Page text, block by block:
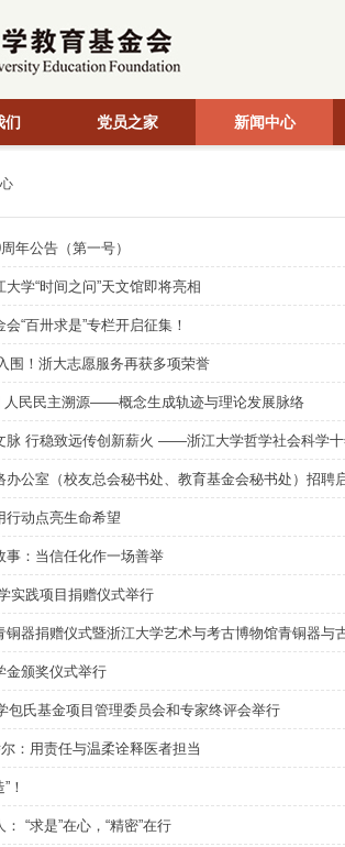
们 党员之家 新闻中心
年公告（第一号）
学“时间之问”天文馆即将亮相
“百卅求是”专栏开启征集！
围！浙大志愿服务再获多项荣誉
人民民主溯源——概念生成轨迹与理论发展脉络
脉 行稳致远传创新薪火 ——浙江大学哲学社会科学
办公室（校友总会秘书处、教育基金会秘书处）招聘
行动点亮生命希望
事：当信任化作一场善举
实践项目捐赠仪式举行
铜器捐赠仪式暨浙江大学艺术与考古博物馆青铜器与
金颁奖仪式举行
包氏基金项目管理委员会和专家终评会举行
：用责任与温柔诠释医者担当
！
“求是”在心，“精密”在行